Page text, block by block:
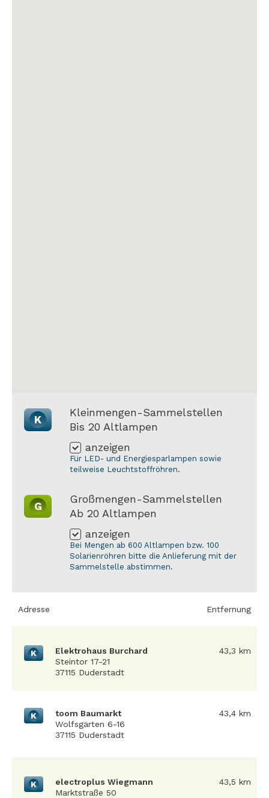
K
Kleinmengen-Sammelstellen
Bis 20 Altlampen
anzeigen
Für LED- und Energiesparlampen sowie
teilweise Leuchtstoffröhren.
G
Großmengen-Sammelstellen
Ab 20 Altlampen
anzeigen
Bei Mengen ab 600 Altlampen bzw. 100
Solarienröhren bitte die Anlieferung mit der
Sammelstelle abstimmen.
Adresse Entfernung
K
Elektrohaus Burchard
Steintor 17-21
37115 Duderstadt
43,3 km
K
toom Baumarkt
Wolfsgärten 6-16
37115 Duderstadt
43,4 km
K
electroplus Wiegmann
Marktstraße 50
43,5 km